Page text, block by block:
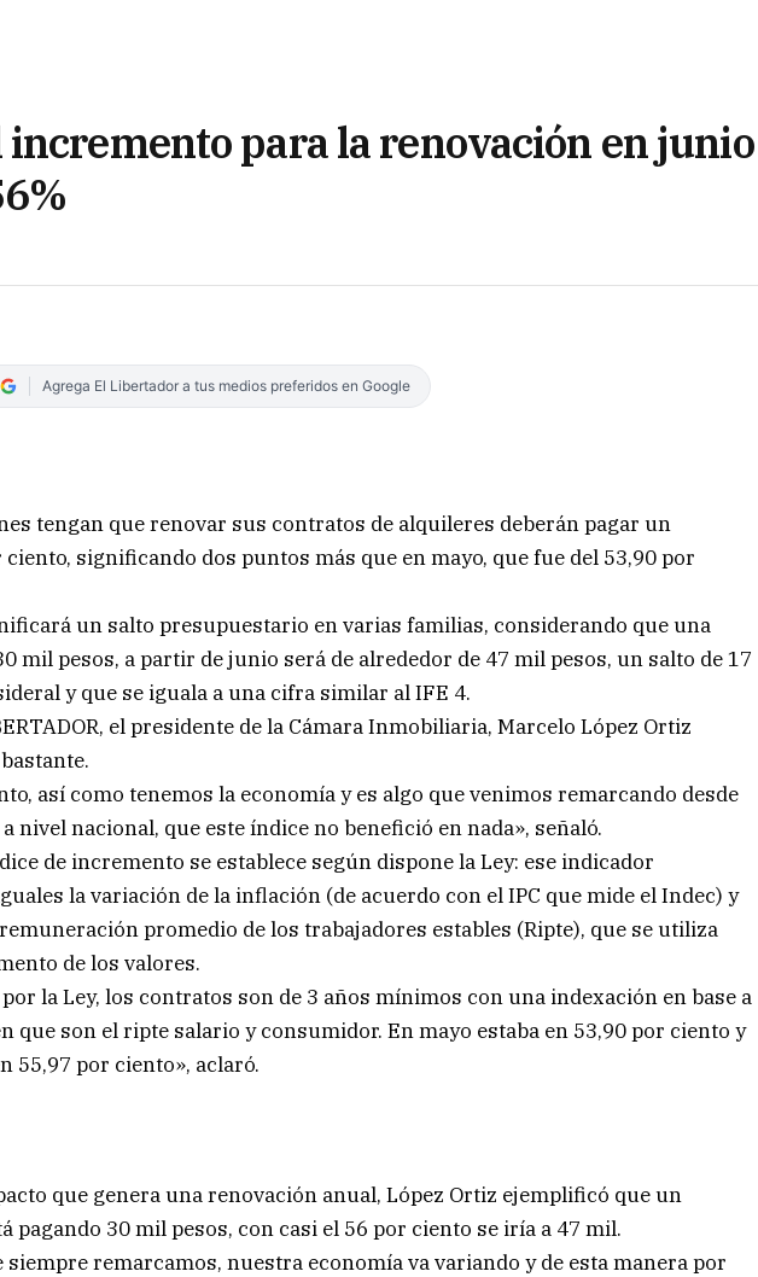
para la renovación en junio
Agrega El Libertador a tus medios preferidos en Google
tengan que renovar sus contratos de alquileres deberán pagar un
significando dos puntos más que en mayo, que fue del 53,90 por
un salto presupuestario en varias familias, considerando que una
mil pesos, a partir de junio será de alrededor de 47 mil pesos, un salto de 17
y que se iguala a una cifra similar al IFE 4.
el presidente de la Cámara Inmobiliaria, Marcelo López Ortiz
así como tenemos la economía y es algo que venimos remarcando desde
nivel nacional, que este índice no benefició en nada», señaló.
de incremento se establece según dispone la Ley: ese indicador
la variación de la inflación (de acuerdo con el IPC que mide el Indec) y
promedio de los trabajadores estables (Ripte), que se utiliza
de los valores.
la Ley, los contratos son de 3 años mínimos con una indexación en base a
que son el ripte salario y consumidor. En mayo estaba en 53,90 por ciento y
55,97 por ciento», aclaró.
que genera una renovación anual, López Ortiz ejemplificó que un
pagando 30 mil pesos, con casi el 56 por ciento se iría a 47 mil.
siempre remarcamos, nuestra economía va variando y de esta manera por